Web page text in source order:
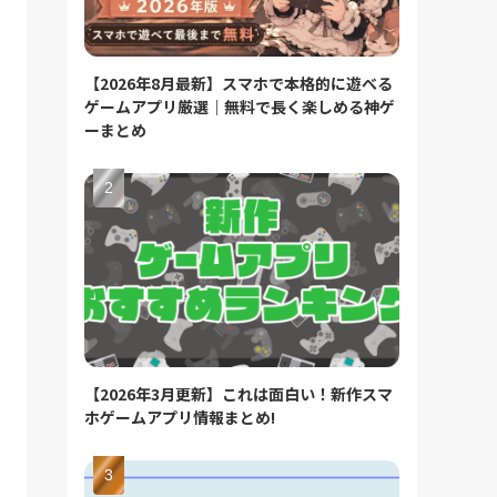
【2026年8月最新】スマホで本格的に遊べる
ゲームアプリ厳選｜無料で長く楽しめる神ゲ
ーまとめ
【2026年3月更新】これは面白い！新作スマ
ホゲームアプリ情報まとめ!